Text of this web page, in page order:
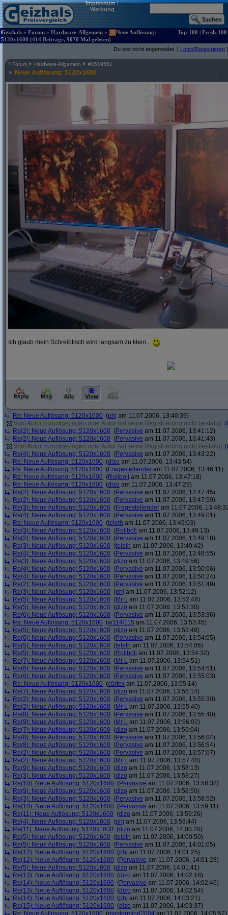
Impressum|
Werbung
Geizhals » Forum » Hardware-Allgemein »
Neue Auflösung:
5120x1600 (414 Beiträge, 9070 Mal gelesen)
Top-100 | Fresh-100
Du bist nicht angemeldet. [ Login/Registrieren ]
^ Forum Hardware-Allgemein #3519561
Neue Auflösung: 5120x1600
Ich glaub mein Schreibtisch wird langsam zu klein...
Re: Neue Auflösung: 5120x1600 (phj am 11.07.2006, 13:40:39)
Vom Autor zurückgezogen oder Autor hat seine Registrierung nicht bestätigt (
Re(2): Neue Auflösung: 5120x1600 (Pervasive am 11.07.2006, 13:41:12)
Re(2): Neue Auflösung: 5120x1600 (Pervasive am 11.07.2006, 13:41:43)
Vom Autor zurückgezogen oder Autor hat seine Registrierung nicht bestätigt (
Re(4): Neue Auflösung: 5120x1600 (Pervasive am 11.07.2006, 13:43:22)
Re: Neue Auflösung: 5120x1600 (dizo am 11.07.2006, 13:43:54)
Re: Neue Auflösung: 5120x1600 (Fragestellender am 11.07.2006, 13:46:11)
Re: Neue Auflösung: 5120x1600 (Roliboli am 11.07.2006, 13:47:18)
Re: Neue Auflösung: 5120x1600 (dizo am 11.07.2006, 13:47:29)
Re(2): Neue Auflösung: 5120x1600 (Pervasive am 11.07.2006, 13:47:45)
Re(2): Neue Auflösung: 5120x1600 (Pervasive am 11.07.2006, 13:47:59)
Re(3): Neue Auflösung: 5120x1600 (Fragestellender am 11.07.2006,
Re(4): Neue Auflösung: 5120x1600 (Pervasive am 11.07.2006, 13:49:01)
Re: Neue Auflösung: 5120x1600 (teleth am 11.07.2006, 13:49:03)
Re(3): Neue Auflösung: 5120x1600 (Roliboli am 11.07.2006, 13:49:13)
Re(2): Neue Auflösung: 5120x1600 (Pervasive am 11.07.2006, 13:49:18)
Re(3): Neue Auflösung: 5120x1600 (teleth am 11.07.2006, 13:49:42)
Re(4): Neue Auflösung: 5120x1600 (Pervasive am 11.07.2006, 13:49:55)
Re(3): Neue Auflösung: 5120x1600 (dizo am 11.07.2006, 13:49:56)
Re(4): Neue Auflösung: 5120x1600 (Pervasive am 11.07.2006, 13:50:06)
Re(4): Neue Auflösung: 5120x1600 (Pervasive am 11.07.2006, 13:50:24)
Re(2): Neue Auflösung: 5120x1600 (Pervasive am 11.07.2006, 13:51:49)
Re(3): Neue Auflösung: 5120x1600 (phj am 11.07.2006, 13:52:12)
Re(5): Neue Auflösung: 5120x1600 (Mr L am 11.07.2006, 13:52:48)
Re(5): Neue Auflösung: 5120x1600 (dizo am 11.07.2006, 13:53:30)
Re(6): Neue Auflösung: 5120x1600 (Pervasive am 11.07.2006, 13:53:36)
Re: Neue Auflösung: 5120x1600 (w114/115 am 11.07.2006, 13:53:45)
Re(5): Neue Auflösung: 5120x1600 (dizo am 11.07.2006, 13:53:48)
Re(6): Neue Auflösung: 5120x1600 (Pervasive am 11.07.2006, 13:54:05)
Re(5): Neue Auflösung: 5120x1600 (teleth am 11.07.2006, 13:54:06)
Re(5): Neue Auflösung: 5120x1600 (Roliboli am 11.07.2006, 13:54:32)
Re(7): Neue Auflösung: 5120x1600 (Mr L am 11.07.2006, 13:54:51)
Re(6): Neue Auflösung: 5120x1600 (Pervasive am 11.07.2006, 13:54:51)
Re(6): Neue Auflösung: 5120x1600 (Pervasive am 11.07.2006, 13:55:03)
Re: Neue Auflösung: 5120x1600 (c0rtex am 11.07.2006, 13:55:14)
Re(7): Neue Auflösung: 5120x1600 (dizo am 11.07.2006, 13:55:14)
Re(2): Neue Auflösung: 5120x1600 (Pervasive am 11.07.2006, 13:55:30)
Re(2): Neue Auflösung: 5120x1600 (Mr L am 11.07.2006, 13:55:40)
Re(8): Neue Auflösung: 5120x1600 (Pervasive am 11.07.2006, 13:55:40)
Re(9): Neue Auflösung: 5120x1600 (Mr L am 11.07.2006, 13:56:02)
Re(7): Neue Auflösung: 5120x1600 (dizo am 11.07.2006, 13:56:04)
Re(8): Neue Auflösung: 5120x1600 (Pervasive am 11.07.2006, 13:56:04)
Re(8): Neue Auflösung: 5120x1600 (Pervasive am 11.07.2006, 13:56:54)
Re(2): Neue Auflösung: 5120x1600 (Pervasive am 11.07.2006, 13:57:07)
Re(2): Neue Auflösung: 5120x1600 (Mr L am 11.07.2006, 13:57:48)
Re(9): Neue Auflösung: 5120x1600 (dizo am 11.07.2006, 13:58:13)
Re(3): Neue Auflösung: 5120x1600 (dizo am 11.07.2006, 13:58:27)
Re(10): Neue Auflösung: 5120x1600 (Pervasive am 11.07.2006, 13:58:38)
Re(9): Neue Auflösung: 5120x1600 (dizo am 11.07.2006, 13:58:50)
Re(3): Neue Auflösung: 5120x1600 (Pervasive am 11.07.2006, 13:58:52)
Re(10): Neue Auflösung: 5120x1600 (Pervasive am 11.07.2006, 13:59:11)
Re(11): Neue Auflösung: 5120x1600 (dizo am 11.07.2006, 13:59:26)
Re(4): Neue Auflösung: 5120x1600 (phj am 11.07.2006, 13:59:44)
Re(11): Neue Auflösung: 5120x1600 (dizo am 11.07.2006, 14:00:20)
Re(5): Neue Auflösung: 5120x1600 (teleth am 11.07.2006, 14:00:50)
Re(5): Neue Auflösung: 5120x1600 (Pervasive am 11.07.2006, 14:01:05)
Re(12): Neue Auflösung: 5120x1600 (phj am 11.07.2006, 14:01:25)
Re(12): Neue Auflösung: 5120x1600 (Pervasive am 11.07.2006, 14:01:28)
Re(5): Neue Auflösung: 5120x1600 (dizo am 11.07.2006, 14:01:41)
Re(13): Neue Auflösung: 5120x1600 (dizo am 11.07.2006, 14:02:18)
Re(14): Neue Auflösung: 5120x1600 (Pervasive am 11.07.2006, 14:02:46)
Re(13): Neue Auflösung: 5120x1600 (dizo am 11.07.2006, 14:02:54)
Re(14): Neue Auflösung: 5120x1600 (phj am 11.07.2006, 14:03:21)
Re(15): Neue Auflösung: 5120x1600 (dizo am 11.07.2006, 14:03:37)
Re: Neue Auflösung: 5120x1600 (mastermind2004 am 11.07.2006, 14:05:52)